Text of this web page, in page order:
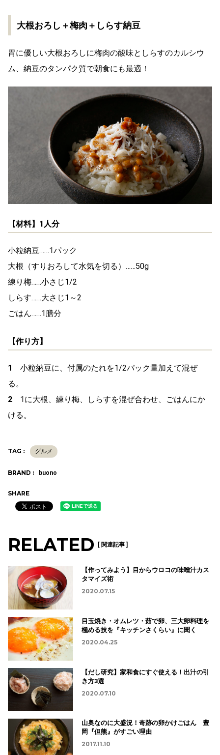
大根おろし＋梅肉＋しらす納豆
胃に優しい大根おろしに梅肉の酸味としらすのカルシウ
ム、納豆のタンパク質で朝食にも最適！
【材料】1人分
小粒納豆……1パック
大根（すりおろして水気を切る）……50g
練り梅……小さじ1/2
しらす……大さじ1～2
ごはん……1膳分
【作り方】
1
小粒納豆に、付属のたれを1/2パック量加えて混ぜ
る。
2 1に大根、練り梅、しらすを混ぜ合わせ、ごはんにか
ける。
TAG : グルメ
BRAND : buono
SHARE
RELATED [ 関連記事 ]
【作ってみよう】目からウロコの味噌汁カス
タマイズ術
2020.07.15
目玉焼き・オムレツ・茹で卵、三大卵料理を
極める技を『キッチンさくらい』に聞く
2020.04.25
【だし研究】家和食にすぐ使える！出汁の引
き方3選
2020.07.10
山奥なのに大盛況！奇跡の卵かけごはん 豊
岡『但熊』がすごい理由
2017.11.10